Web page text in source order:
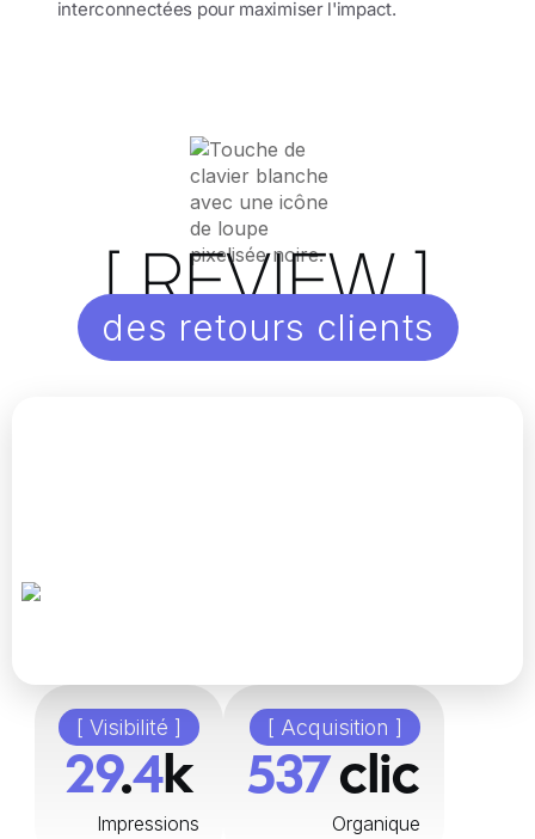
interconnectées pour maximiser l'impact.
[ REVIEW ]
des retours clients
[ Visibilité ]
48.8k
Impressions
[ Acquisition ]
896 clic
Organique